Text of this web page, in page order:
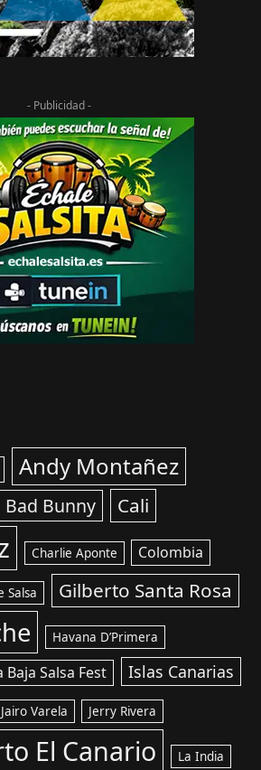
- Publicidad -
Andy Montañez
Bad Bunny Cali
Charlie Aponte Colombia
Salsa Gilberto Santa Rosa
Havana D’Primera
Baja Salsa Fest Islas Canarias
Jairo Varela Jerry Rivera
El Canario La India